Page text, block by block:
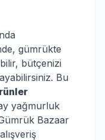
gümrükte
bütçenizi
Bu
yağmurluk
Bazaar